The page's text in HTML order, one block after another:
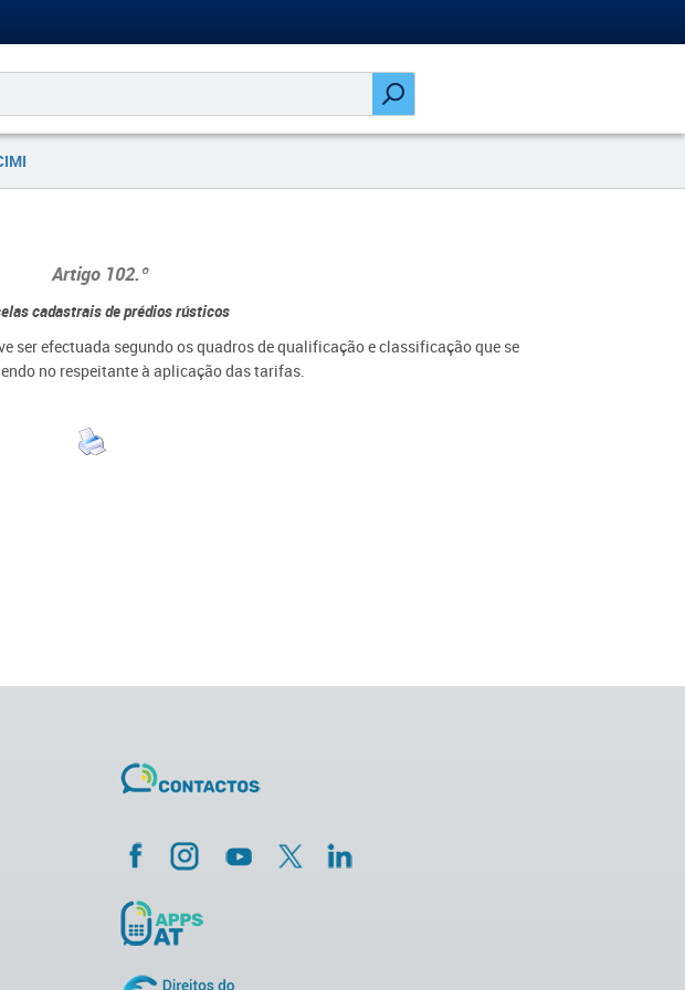
Artigo 102.º
cadastrais de prédios rústicos
ser efectuada segundo os quadros de qualificação e classificação que se
no respeitante à aplicação das tarifas.